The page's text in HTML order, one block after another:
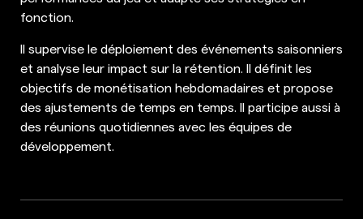
fonction.
Il supervise le déploiement des événements saisonniers
et analyse leur impact sur la rétention. Il définit les
objectifs de monétisation hebdomadaires et propose
des ajustements de temps en temps. Il participe aussi à
des réunions quotidiennes avec les équipes de
développement.